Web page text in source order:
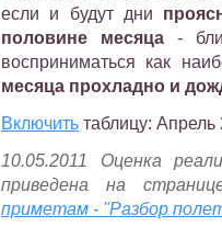
если и будут дни
половине месяца -
восприниматься как
месяца прохладно и
Включить таблицу: Апрель
10.05.2011 Оценка
приведена на
приметам - "Разбор